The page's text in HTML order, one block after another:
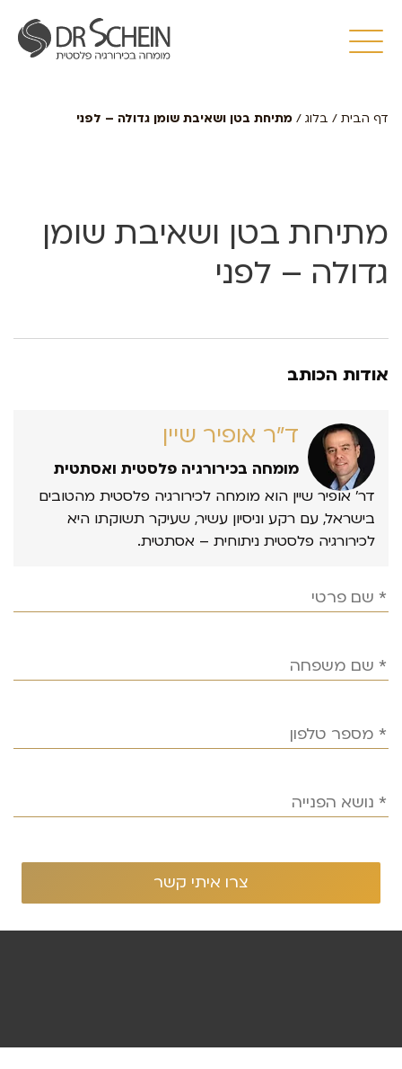
דף הבית / בלוג / מתיחת בטן ושאיבת שומן גדולה – לפני
מתיחת בטן ושאיבת שומן
גדולה – לפני
אודות הכותב
ד״ר אופיר שיין
מומחה בכירורגיה פלסטית ואסתטית
דר’ אופיר שיין הוא מומחה לכירורגיה פלסטית מהטובים
בישראל, עם רקע וניסיון עשיר, שעיקר תשוקתו היא
לכירורגיה פלסטית ניתוחית – אסתטית.